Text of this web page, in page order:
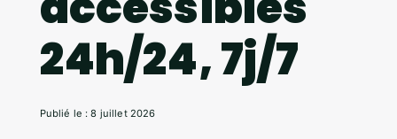
24h/24, 7j/7
Publié le : 8 juillet 2026